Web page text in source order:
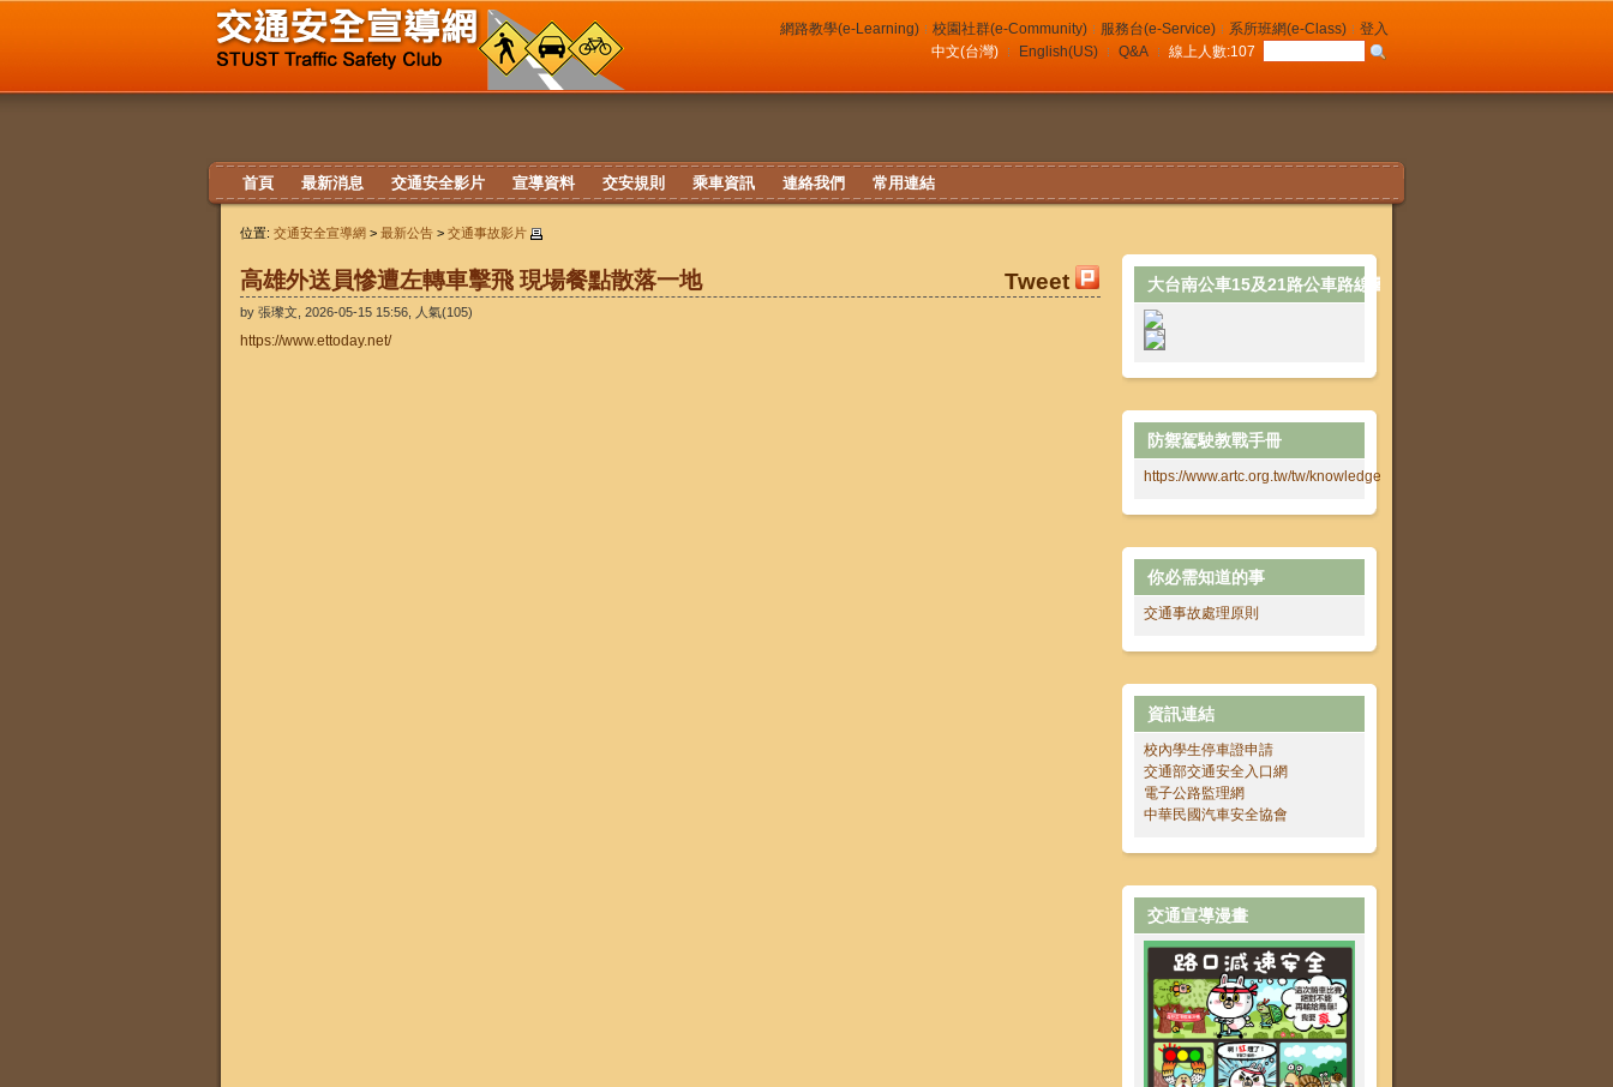
網路教學(e-Learning) 校園社群(e-Community) 服務台(e-Service) 系所班網(e-Class)
登入
中文(台灣)
English(US) Q&A 線上人數:107
首頁 最新消息 交通安全影片 宣導資料 交安規則 乘車資訊 連絡我們 常用連結
大台南公車15及21路公車路線圖
防禦駕駛教戰手冊
https://www.artc.org.tw/tw/knowledge/manual/2
你必需知道的事
交通事故處理原則
資訊連結
校內學生停車證申請
交通部交通安全入口網
電子公路監理網
中華民國汽車安全協會
交通宣導漫畫
位置: 交通安全宣導網 > 最新公告 > 交通事故影片
高雄外送員慘遭左轉車擊飛 現場餐點散落一地 Tweet
by 張瓈文, 2026-05-15 15:56, 人氣(105)
https://www.ettoday.net/